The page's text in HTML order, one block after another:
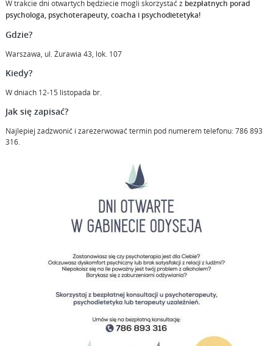
W trakcie dni otwartych będziecie mogli skorzystać z bezpłatnych porad
psychologa, psychoterapeuty, coacha i psychodietetyka!
Gdzie?
Warszawa, ul. Żurawia 43, lok. 107
Kiedy?
W dniach 12-15 listopada br.
Jak się zapisać?
Najlepiej zadzwonić i zarezerwować termin pod numerem telefonu: 786 893
316.